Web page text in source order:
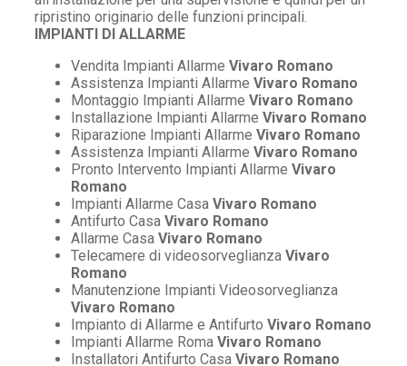
ripristino originario delle funzioni principali.
IMPIANTI DI ALLARME
Vendita Impianti Allarme Vivaro Romano
Assistenza Impianti Allarme Vivaro Romano
Montaggio Impianti Allarme Vivaro Romano
Installazione Impianti Allarme Vivaro Romano
Riparazione Impianti Allarme Vivaro Romano
Assistenza Impianti Allarme Vivaro Romano
Pronto Intervento Impianti Allarme Vivaro
Romano
Impianti Allarme Casa Vivaro Romano
Antifurto Casa Vivaro Romano
Allarme Casa Vivaro Romano
Telecamere di videosorveglianza Vivaro
Romano
Manutenzione Impianti Videosorveglianza
Vivaro Romano
Impianto di Allarme e Antifurto Vivaro Romano
Impianti Allarme Roma Vivaro Romano
Installatori Antifurto Casa Vivaro Romano